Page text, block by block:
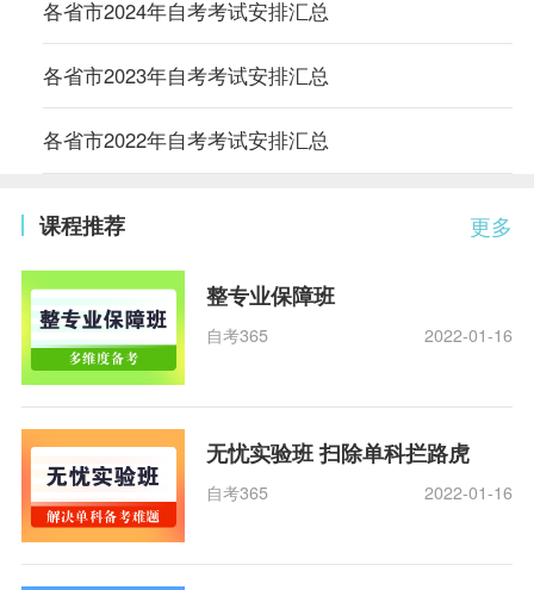
各省市2024年自考考试安排汇总
各省市2023年自考考试安排汇总
各省市2022年自考考试安排汇总
更多
课程推荐
整专业保障班
自考365 2022-01-16
无忧实验班 扫除单科拦路虎
自考365 2022-01-16